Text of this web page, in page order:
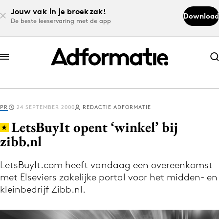
Jouw vak in je broekzak!
De beste leeservaring met de app
Download
Abonneer nu
Abonneer nu
Log in
Volg het laatste nieuws via de Adformatie
Nieuws app
PR 24 SEPTEMBER 2000 REDACTIE ADFORMATIE
LetsBuyIt opent ‘winkel’ bij
zibb.nl
LetsBuyIt.com heeft vandaag een overeenkomst
met Elseviers zakelijke portal voor het midden- en
kleinbedrijf Zibb.nl.